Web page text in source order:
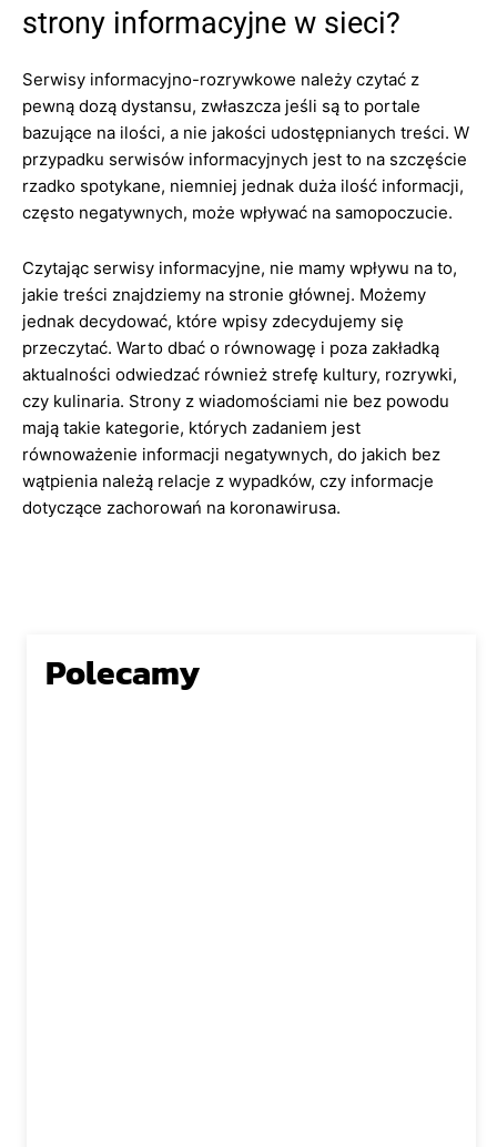
strony informacyjne w sieci?
Serwisy informacyjno-rozrywkowe należy czytać z
pewną dozą dystansu, zwłaszcza jeśli są to portale
bazujące na ilości, a nie jakości udostępnianych treści. W
przypadku serwisów informacyjnych jest to na szczęście
rzadko spotykane, niemniej jednak duża ilość informacji,
często negatywnych, może wpływać na samopoczucie.
Czytając serwisy informacyjne, nie mamy wpływu na to,
jakie treści znajdziemy na stronie głównej. Możemy
jednak decydować, które wpisy zdecydujemy się
przeczytać. Warto dbać o równowagę i poza zakładką
aktualności odwiedzać również strefę kultury, rozrywki,
czy kulinaria. Strony z wiadomościami nie bez powodu
mają takie kategorie, których zadaniem jest
równoważenie informacji negatywnych, do jakich bez
wątpienia należą relacje z wypadków, czy informacje
dotyczące zachorowań na koronawirusa.
Polecamy